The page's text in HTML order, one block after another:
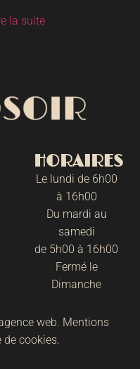
la suite
HORAIRES
Le lundi de 6h00
à 16h00
Du mardi au
samedi
de 5h00 à 16h00
Fermé le
Dimanche
web. Mentions
de cookies.